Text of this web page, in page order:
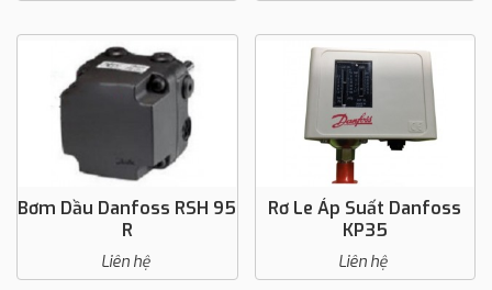
Bơm Dầu Danfoss RSH 95
R
Liên hệ
Rơ Le Áp Suất Danfoss
KP35
Liên hệ